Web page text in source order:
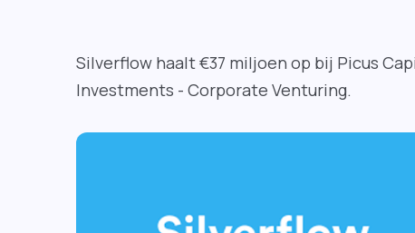
Silverflow haalt €37 miljoen op bij Picus
Investments - Corporate Venturing.